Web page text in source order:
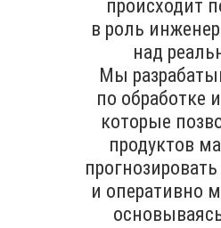
происходит
в роль
над
Мы
по обработке
которые
продуктов
и оперативно